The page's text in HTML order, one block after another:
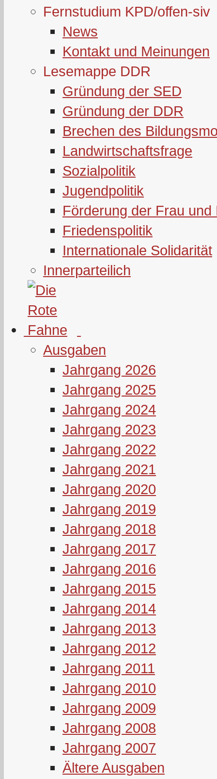
Fernstudium KPD/offen-siv
News
Kontakt und Meinungen
Lesemappe DDR
Gründung der SED
Gründung der DDR
Brechen des
Landwirtschaftsfrage
Sozialpolitik
Jugendpolitik
Förderung der Frau und
Friedenspolitik
Internationale Solidarität
Innerparteilich
Ausgaben
Jahrgang 2026
Jahrgang 2025
Jahrgang 2024
Jahrgang 2023
Jahrgang 2022
Jahrgang 2021
Jahrgang 2020
Jahrgang 2019
Jahrgang 2018
Jahrgang 2017
Jahrgang 2016
Jahrgang 2015
Jahrgang 2014
Jahrgang 2013
Jahrgang 2012
Jahrgang 2011
Jahrgang 2010
Jahrgang 2009
Jahrgang 2008
Jahrgang 2007
Ältere Ausgaben